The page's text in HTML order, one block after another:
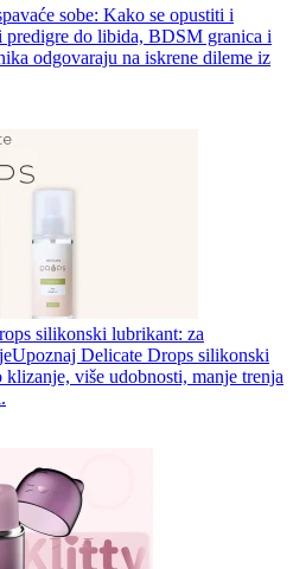
sobe: Kako se opustiti i
predigre do libida, BDSM granica i
odgovaraju na iskrene dileme iz
silikonski lubrikant: za
Upoznaj Delicate Drops silikonski
više udobnosti, manje trenja